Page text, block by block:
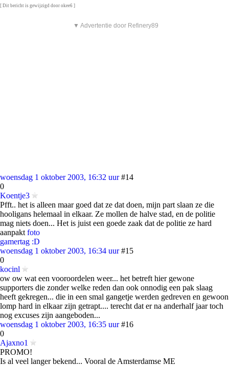
[ Dit bericht is gewijzigd door okee6 ]
▼ Advertentie door Refinery89
woensdag 1 oktober 2003, 16:32 uur #14
0
Koentje3
Pfft.. het is alleen maar goed dat ze dat doen, mijn part slaan ze die
hooligans helemaal in elkaar. Ze mollen de halve stad, en de politie
mag niets doen... Het is juist een goede zaak dat de politie ze hard
aanpakt foto
gamertag :D
woensdag 1 oktober 2003, 16:34 uur #15
0
kocinl
ow ow wat een vooroordelen weer... het betreft hier gewone
supporters die zonder welke reden dan ook onnodig een pak slaag
heeft gekregen... die in een smal gangetje werden gedreven en gewoon
lomp hard in elkaar zijn getrapt.... terecht dat er na anderhalf jaar toch
nog excuses zijn aangeboden...
woensdag 1 oktober 2003, 16:35 uur #16
0
Ajaxno1
PROMO!
Is al veel langer bekend... Vooral de Amsterdamse ME